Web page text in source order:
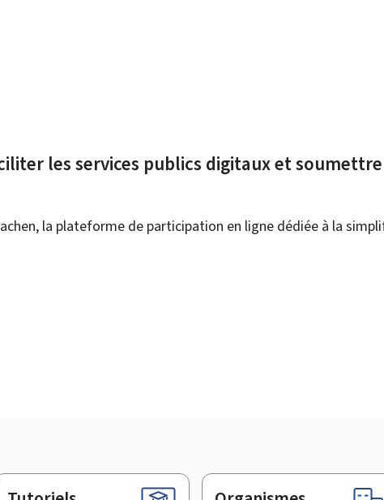
les services publics digitaux et
la plateforme de participation en ligne dédiée à la